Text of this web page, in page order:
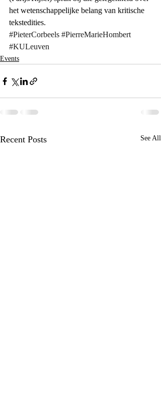
het wetenschappelijke belang van kritische
tekstedities.
#PieterCorbeels #PierreMarieHombert
#KULeuven
Events
Recent Posts See All